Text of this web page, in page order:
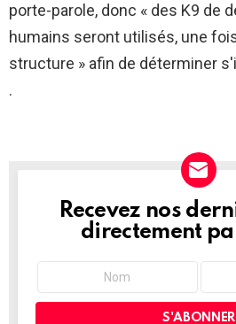
porte-parole, donc « des K9 de
humains seront utilisés, une
structure » afin de déterminer
.
NEWSLETTER
Recevez nos
directement